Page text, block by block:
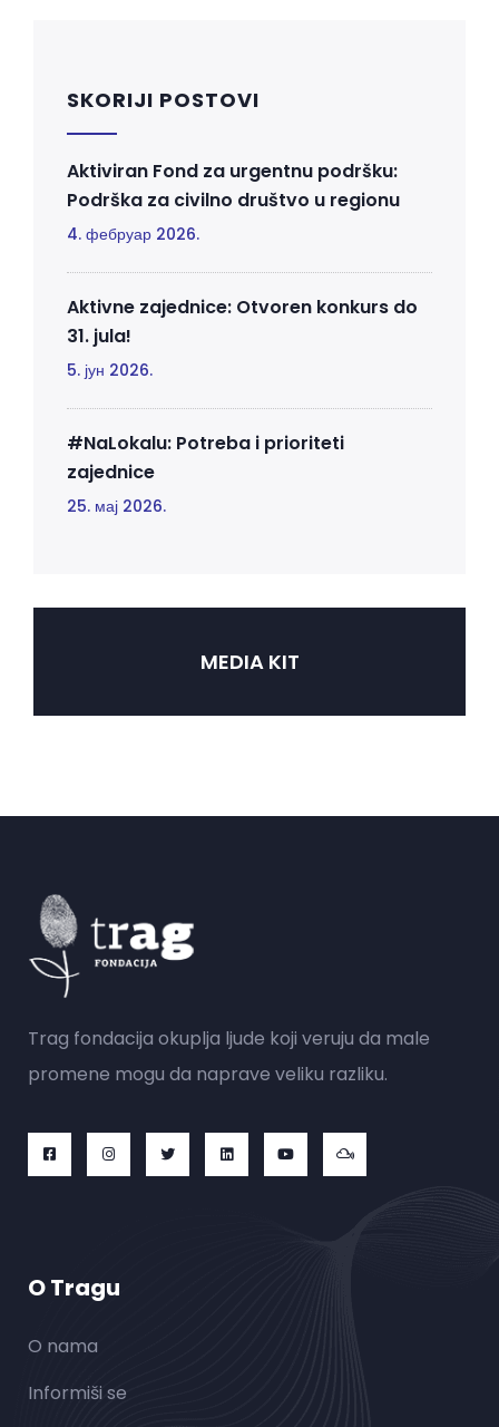
SKORIJI POSTOVI
Aktiviran Fond za urgentnu podršku:
Podrška za civilno društvo u regionu
4. фебруар 2026.
Aktivne zajednice: Otvoren konkurs do
31. jula!
5. јун 2026.
#NaLokalu: Potreba i prioriteti
zajednice
25. мај 2026.
MEDIA KIT
Trag fondacija okuplja ljude koji veruju da male
promene mogu da naprave veliku razliku.
O Tragu
O nama
Informiši se